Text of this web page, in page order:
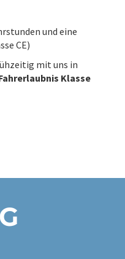
und eine
CE)
mit uns in
Klasse